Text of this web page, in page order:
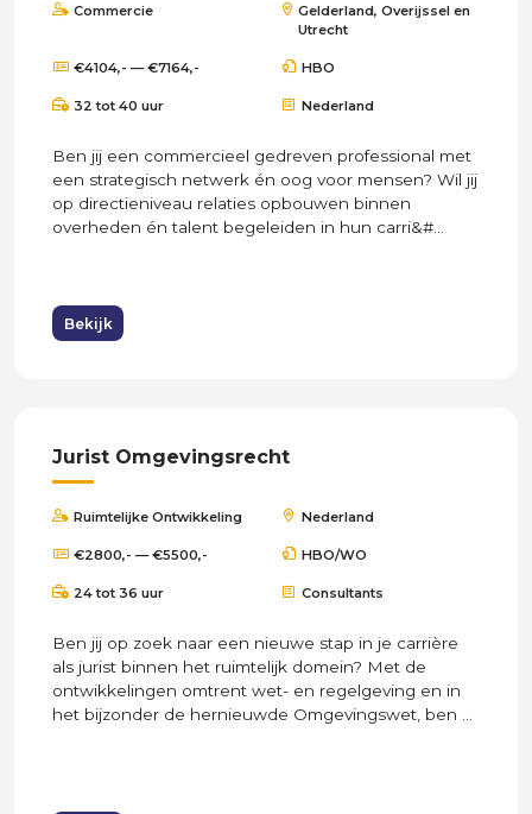
Commercie
Gelderland, Overijssel en
Utrecht
€4104,- — €7164,- HBO
32 tot 40 uur Nederland
Ben jij een commercieel gedreven professional met
een strategisch netwerk én oog voor mensen? Wil jij
op directieniveau relaties opbouwen binnen
overheden én talent begeleiden in hun carri&#...
Bekijk
Jurist Omgevingsrecht
Ruimtelijke Ontwikkeling Nederland
€2800,- — €5500,- HBO/WO
24 tot 36 uur Consultants
Ben jij op zoek naar een nieuwe stap in je carrière
als jurist binnen het ruimtelijk domein? Met de
ontwikkelingen omtrent wet- en regelgeving en in
het bijzonder de hernieuwde Omgevingswet, ben ...